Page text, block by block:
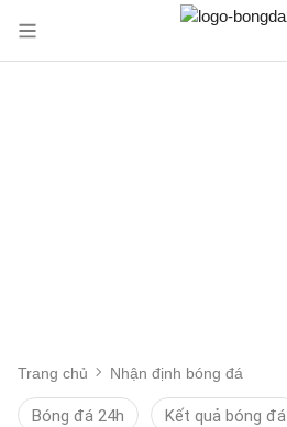
Trang chủ Nhận định bóng đá
Bóng đá 24h Kết quả bóng đá